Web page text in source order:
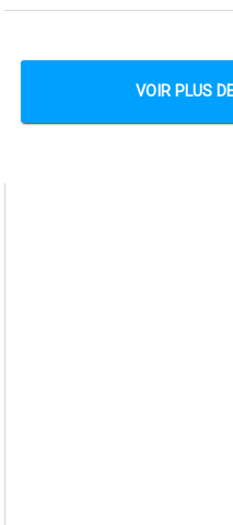
VOIR PLUS